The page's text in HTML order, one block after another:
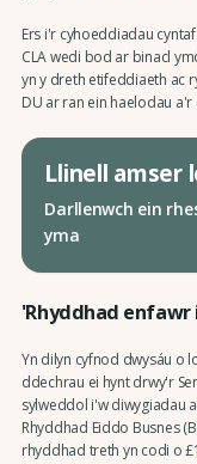
Ers i'r cyhoeddiadau
CLA wedi bod ar binacl
yn y dreth etifeddiaeth ac
DU ar ran ein haelodau
Llinell amser
Darllenwch ein
yma
'Rhyddhad
Yn dilyn cyfnod dwysáu o
ddechrau ei hynt drwy'r
sylweddol i'w diwygiadau
Rhyddhad Eiddo Busnes
rhyddhad treth yn codi o